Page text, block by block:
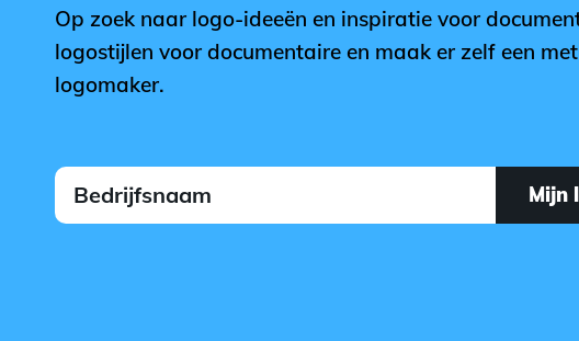
Op zoek naar logo-ideeën en inspiratie voor
logostijlen voor documentaire en maak er zelf een
logomaker.
Mijn